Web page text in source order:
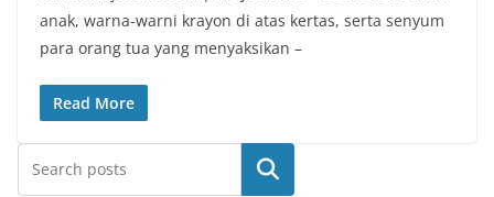
anak, warna-warni krayon di atas kertas, serta senyum
para orang tua yang menyaksikan –
Read More
Search